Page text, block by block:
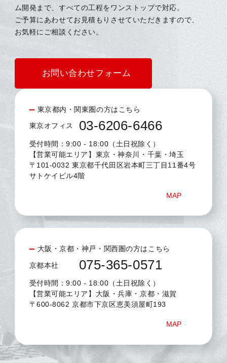
ム開発まで、すべての工程をワンストップで対応。
ご予算にあわせてお見積もりさせていただきますので、
お気軽にご相談ください。
お問い合わせフォーム
東京都内・関東圏の方はこちら
東京オフィス 03-6206-6466
受付時間：9:00 - 18:00（土日祝除く）
【営業可能エリア】東京・神奈川・千葉・埼玉
〒101-0032 東京都千代田区岩本町三丁目11番4号
サトケイビル4階
MAP
大阪・京都・神戸・関西圏の方はこちら
京都本社 075-365-0571
受付時間：9:00 - 18:00（土日祝除く）
【営業可能エリア】大阪・兵庫・京都・滋賀
〒600-8062 京都市下京区恵美須屋町193
MAP